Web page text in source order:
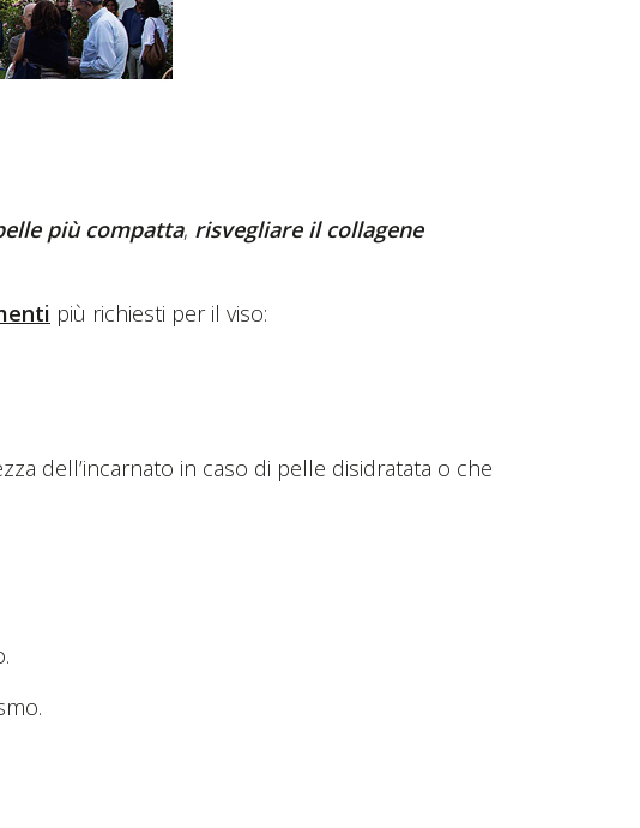
più compatta, risvegliare il collagene
più richiesti per il viso:
dell’incarnato in caso di pelle disidratata o che